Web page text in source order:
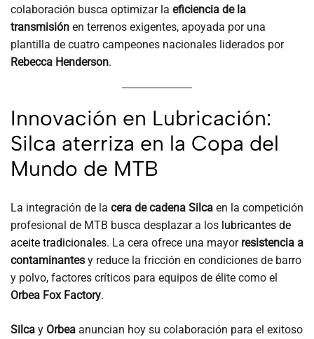
colaboración busca optimizar la eficiencia de la
transmisión en terrenos exigentes, apoyada por una
plantilla de cuatro campeones nacionales liderados por
Rebecca Henderson.
Innovación en Lubricación:
Silca aterriza en la Copa del
Mundo de MTB
La integración de la cera de cadena Silca en la competición
profesional de MTB busca desplazar a los lubricantes de
aceite tradicionales. La cera ofrece una mayor resistencia a
contaminantes y reduce la fricción en condiciones de barro
y polvo, factores críticos para equipos de élite como el
Orbea Fox Factory.
Silca y Orbea anuncian hoy su colaboración para el exitoso